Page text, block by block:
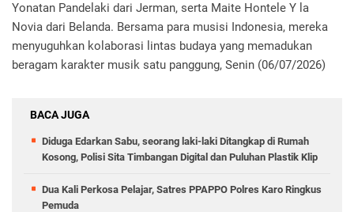
Yonatan Pandelaki dari Jerman, serta Maite Hontele Y la
Novia dari Belanda. Bersama para musisi Indonesia, mereka
menyuguhkan kolaborasi lintas budaya yang memadukan
beragam karakter musik satu panggung, Senin (06/07/2026)
BACA JUGA
Diduga Edarkan Sabu, seorang laki-laki Ditangkap di Rumah
Kosong, Polisi Sita Timbangan Digital dan Puluhan Plastik Klip
Dua Kali Perkosa Pelajar, Satres PPAPPO Polres Karo Ringkus
Pemuda